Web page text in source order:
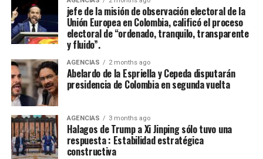
acuerdos sobre la base del respeto mutuo y del interés
general, encontrarán en nosotros una disposición
sincera de concertación”, afirmó Cepeda, que le reiteró a
las urnas. Somos una parte fundamental de la nación.
Somos una fuerza política, social y cultural presente en
cada rincón del país. Somos la fuerza serena del cambio
social y nadie podrá detenernos”.
De la Espriella toma nota del mensaje de Cepeda:
“Acabó la campaña”
jefe de la misión de observación electoral de la
Unión Europea en Colombia, calificó el proceso
electoral de “ordenado, tranquilo, transparente
y fluido”.
AGENCIAS 2 months ago
Abelardo de la Espriella y Cepeda disputarán
presidencia de Colombia en segunda vuelta
AGENCIAS 3 months ago
Halagos de Trump a Xi Jinping sólo tuvo una
respuesta : Estabilidad estratégica
constructiva